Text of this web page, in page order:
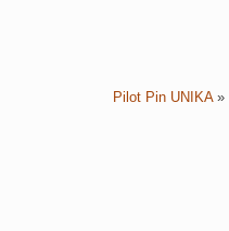
Pilot Pin UNIKA»